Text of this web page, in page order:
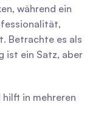
während ein
Betrachte es als
ist ein Satz, aber
in mehreren